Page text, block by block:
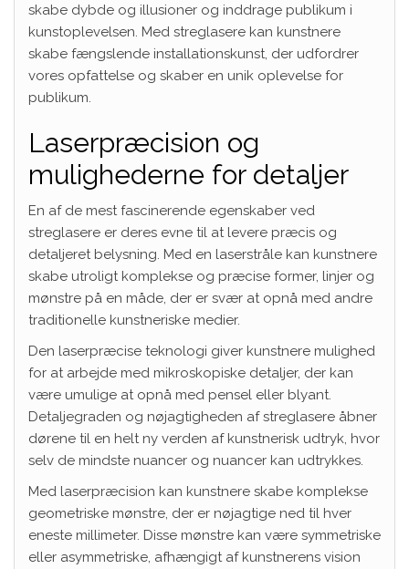
skabe dybde og illusioner og inddrage publikum i
kunstoplevelsen. Med streglasere kan kunstnere
skabe fængslende installationskunst, der udfordrer
vores opfattelse og skaber en unik oplevelse for
publikum.
Laserpræcision og
mulighederne for detaljer
En af de mest fascinerende egenskaber ved
streglasere er deres evne til at levere præcis og
detaljeret belysning. Med en laserstråle kan kunstnere
skabe utroligt komplekse og præcise former, linjer og
mønstre på en måde, der er svær at opnå med andre
traditionelle kunstneriske medier.
Den laserpræcise teknologi giver kunstnere mulighed
for at arbejde med mikroskopiske detaljer, der kan
være umulige at opnå med pensel eller blyant.
Detaljegraden og nøjagtigheden af streglasere åbner
dørene til en helt ny verden af kunstnerisk udtryk, hvor
selv de mindste nuancer og nuancer kan udtrykkes.
Med laserpræcision kan kunstnere skabe komplekse
geometriske mønstre, der er nøjagtige ned til hver
eneste millimeter. Disse mønstre kan være symmetriske
eller asymmetriske, afhængigt af kunstnerens vision